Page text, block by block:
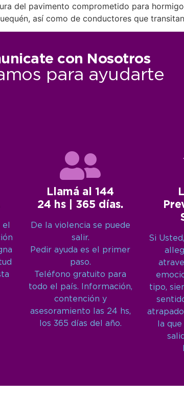
del pavimento comprometido para
así como de conductores que
con Nosotros
para ayudarte
Llamá al 144
24 hs | 365 días.
De la violencia se puede
salir.
Pedir ayuda es el primer
paso.
Teléfono gratuito para
todo el país. Información,
contención y
asesoramiento las 24 hs,
los 365 días del año.
Si
tipo,
la